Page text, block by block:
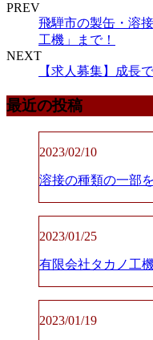
PREV
飛騨市の製缶・溶
工機」まで！
NEXT
【求人募集】成長
最近の投稿
2023/02/10
溶接の種類の一部
2023/01/25
有限会社タカノ工
2023/01/19